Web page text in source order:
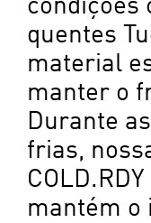
condições
quentes
material
manter o
Durante
frias,
mantém o